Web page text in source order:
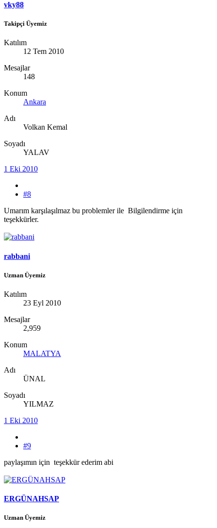
vky88
Takipçi Üyemiz
Katılım
12 Tem 2010
Mesajlar
148
Konum
Ankara
Adı
Volkan Kemal
Soyadı
YALAV
1 Eki 2010
#8
Umarım karşılaşılmaz bu problemler ile Bilgilendirme için
teşekkürler.
rabbani
Uzman Üyemiz
Katılım
23 Eyl 2010
Mesajlar
2,959
Konum
MALATYA
Adı
ÜNAL
Soyadı
YILMAZ
1 Eki 2010
#9
paylaşımın için teşekkür ederim abi
ERGÜNAHSAP
Uzman Üyemiz